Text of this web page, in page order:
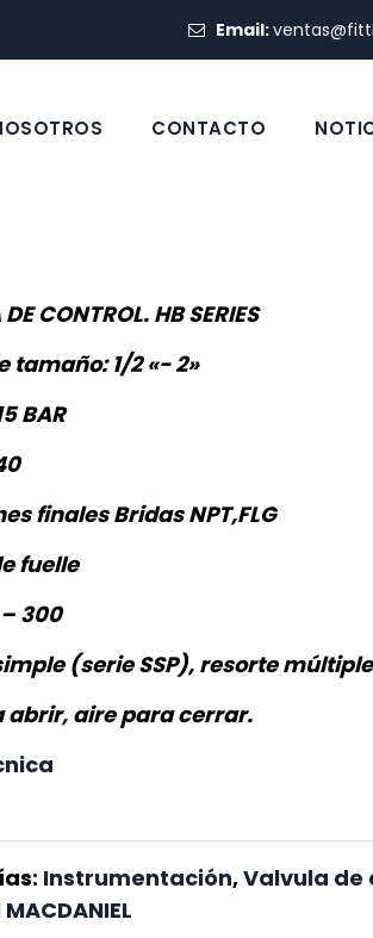
Email:
CONTACTO
CONTROL. HB SERIES
tamaño: 1/2 «- 2»
BAR
finales Bridas NPT,FLG
fuelle
300
(serie SSP), resorte
abrir, aire para cerrar.
Instrumentación,Valvula de